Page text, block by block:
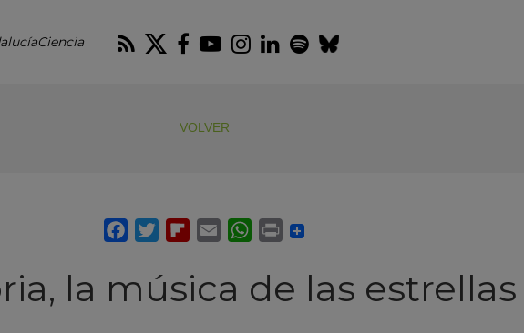
RSS Twitter
Facebook
Youtube
Instagram
LinkedIn
Spotify
Bluesky
VOLVER
la música de las estrellas